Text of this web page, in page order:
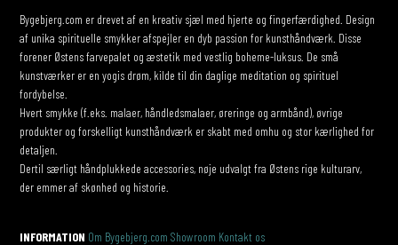
Bygebjerg.com er drevet af en kreativ sjæl med hjerte og fingerfærdighed. Design
af unika spirituelle smykker afspejler en dyb passion for kunsthåndværk. Disse
forener Østens farvepalet og æstetik med vestlig boheme-luksus. De små
kunstværker er en yogis drøm, kilde til din daglige meditation og spirituel
fordybelse.
Hvert smykke (f.eks. malaer, håndledsmalaer, øreringe og armbånd), øvrige
produkter og forskelligt kunsthåndværk er skabt med omhu og stor kærlighed for
detaljen.
Dertil særligt håndplukkede accessories, nøje udvalgt fra Østens rige kulturarv,
der emmer af skønhed og historie.
INFORMATION Om Bygebjerg.com Showroom Kontakt os